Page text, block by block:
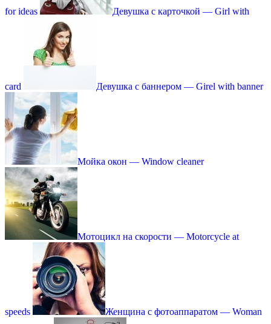
for ideas Девушка с карточкой — Girl with
card Девушка с баннером — Girel with banner
Мойка окон — Window cleaner
Мотоцикл на скорости — Motorcycle at
speeds Женщина с фотоаппаратом — Woman